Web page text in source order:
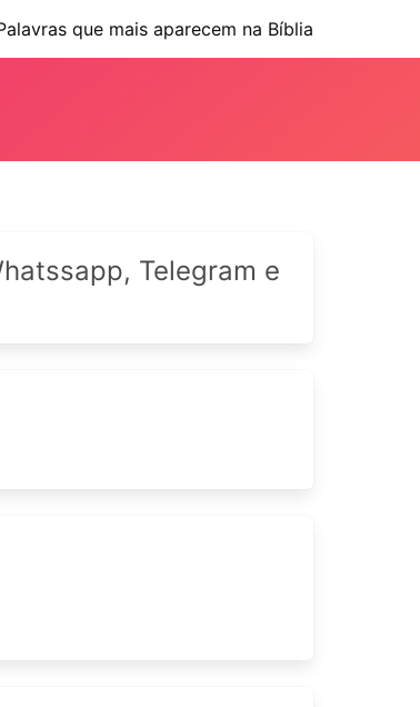
que mais aparecem na Bíblia
Telegram e